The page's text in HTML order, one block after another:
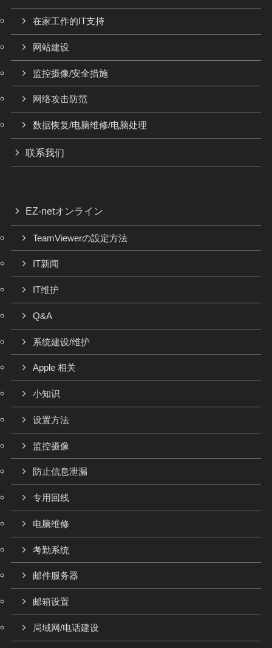
在家工作的IT支持
网站建设
监控摄像/安全措施
网络攻击防范
数据恢复/电脑维修/电脑处理
联系我们
EZ-netオンライン
TeamViewerの設定方法
IT新闻
IT维护
Q&A
系统建设/维护
Apple 相关
小知识
设置方法
监控摄像
防止信息泄漏
专用回线
电脑维修
考勤系统
邮件服务器
邮箱设置
局域网/电话建设